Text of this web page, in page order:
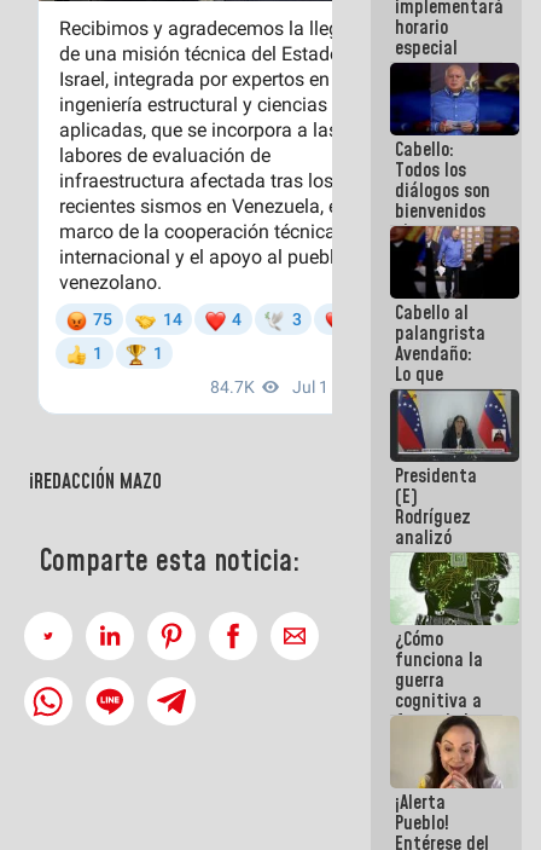
iREDACCIÓN MAZO
Comparte esta noticia:
presencial
para el
diálogo
implementará
horario
especial
para
adaptarse
al plan de
ahorro
energético
Cabello:
Todos los
diálogos son
bienvenidos
siempre que
estén en el
marco de la
Constitución
de la
República
Cabello al
palangrista
Avendaño:
Lo que
vayas a
escribir
hazlo hoy
por que no
sabemos si
la semana
que viene
hay
programa
Presidenta
(E)
Rodríguez
analizó
junto a
gobernadores
planes de
recuperación
del Sistema
Eléctrico
Nacional
¿Cómo
funciona la
guerra
cognitiva a
favor de la
narrativa
hegemónica?
(1)
¡Alerta
Pueblo!
Entérese del